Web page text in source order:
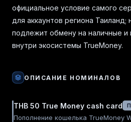
официальное условие самого
для аккаунтов региона Таиланд;
подлежит обмену на наличные и
внутри экосистемы TrueMoney.
ОПИСАНИЕ НОМИНАЛОВ
THB 50 True Money cash card
Пополнение кошелька TrueMoney